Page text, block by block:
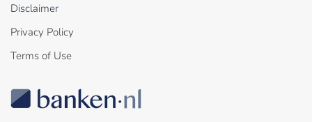
Disclaimer
Privacy Policy
Terms of Use